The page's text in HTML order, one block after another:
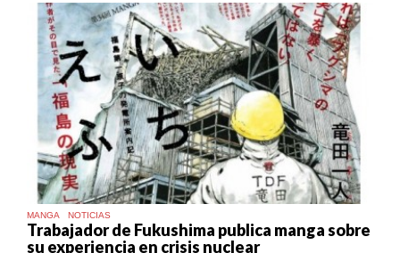
MANGA NOTICIAS
Trabajador de Fukushima publica manga sobre
su experiencia en crisis nuclear